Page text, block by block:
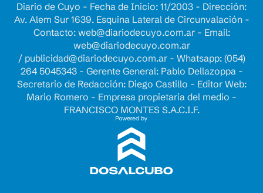
Diario de Cuyo - Fecha de Inicio: 11/2003 - Dirección:
Av. Alem Sur 1639. Esquina Lateral de Circunvalación -
Contacto: web@diariodecuyo.com.ar- Email:
web@diariodecuyo.com.ar
/ publicidad@diariodecuyo.com.ar- Whatsapp: (054)
264 5045343 - Gerente General: Pablo Dellazoppa -
Secretario de Redacción: Diego Castillo - Editor Web:
Mario Romero - Empresa propietaria del medio -
FRANCISCO MONTES S.A.C.I.F.